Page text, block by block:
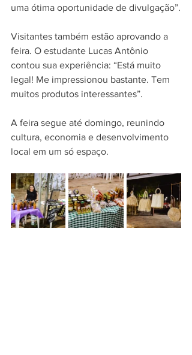
uma ótima oportunidade de divulgação”.
Visitantes também estão aprovando a
feira. O estudante Lucas Antônio
contou sua experiência: “Está muito
legal! Me impressionou bastante. Tem
muitos produtos interessantes”.
A feira segue até domingo, reunindo
cultura, economia e desenvolvimento
local em um só espaço.